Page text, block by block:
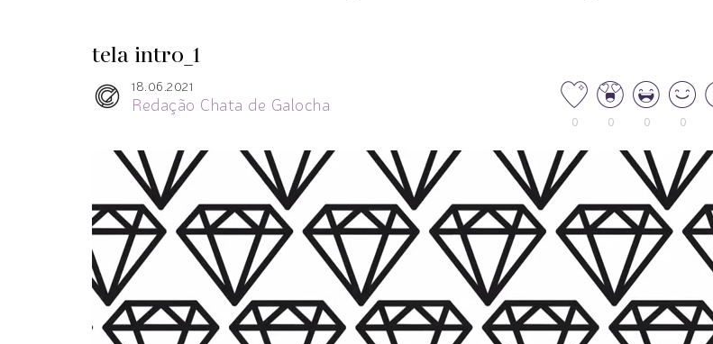
tela intro_1
18.06.2021
Redação Chata de Galocha
0 0 0 0
Tocador
vídeo